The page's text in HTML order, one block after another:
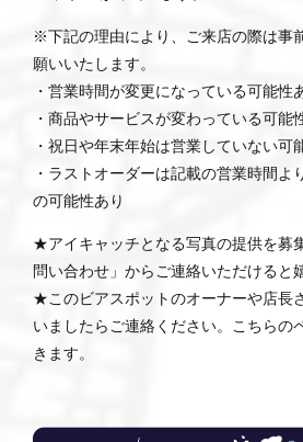
※下記の理由により、ご来店の際は事
願いいたします。
・営業時間が変更になっている可能性
・商品やサービスが変わっている可能
・祝日や年末年始は営業していない可
・ラストオーダーは記載の営業時間よ
の可能性あり
★アイキャッチとなる写真の提供を募
問い合わせ」からご連絡いただけると
★このビアスポットのオーナーや店長
いましたらご連絡ください。こちらの
きます。